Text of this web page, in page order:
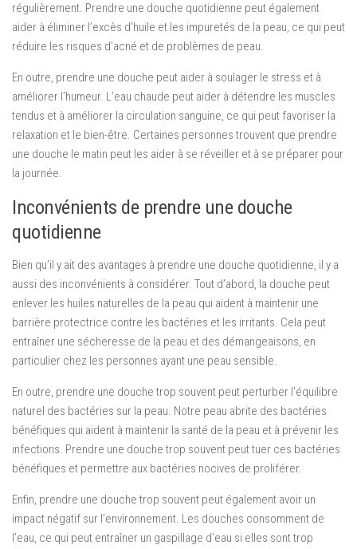
régulièrement. Prendre une douche quotidienne peut également
aider à éliminer l’excès d’huile et les impuretés de la peau, ce qui peut
réduire les risques d’acné et de problèmes de peau.
En outre, prendre une douche peut aider à soulager le stress et à
améliorer l’humeur. L’eau chaude peut aider à détendre les muscles
tendus et à améliorer la circulation sanguine, ce qui peut favoriser la
relaxation et le bien-être. Certaines personnes trouvent que prendre
une douche le matin peut les aider à se réveiller et à se préparer pour
la journée.
Inconvénients de prendre une douche
quotidienne
Bien qu’il y ait des avantages à prendre une douche quotidienne, il y a
aussi des inconvénients à considérer. Tout d’abord, la douche peut
enlever les huiles naturelles de la peau qui aident à maintenir une
barrière protectrice contre les bactéries et les irritants. Cela peut
entraîner une sécheresse de la peau et des démangeaisons, en
particulier chez les personnes ayant une peau sensible.
En outre, prendre une douche trop souvent peut perturber l’équilibre
naturel des bactéries sur la peau. Notre peau abrite des bactéries
bénéfiques qui aident à maintenir la santé de la peau et à prévenir les
infections. Prendre une douche trop souvent peut tuer ces bactéries
bénéfiques et permettre aux bactéries nocives de proliférer.
Enfin, prendre une douche trop souvent peut également avoir un
impact négatif sur l’environnement. Les douches consomment de
l’eau, ce qui peut entraîner un gaspillage d’eau si elles sont trop